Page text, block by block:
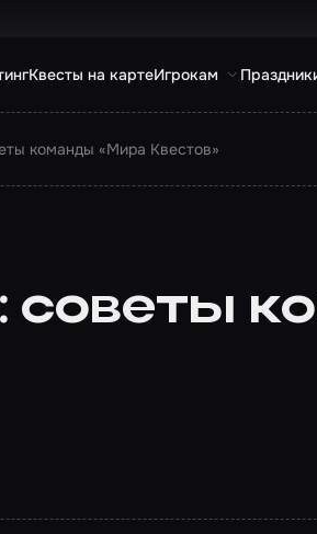
Квесты на картеИгрокам
команды «Мира Квестов»
советы